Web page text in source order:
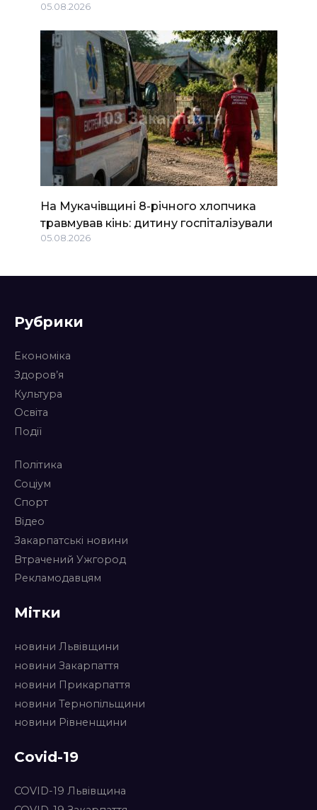
05.08.2026
На Мукачівщині 8-річного хлопчика
травмував кінь: дитину госпіталізували
05.08.2026
Рубрики
Економіка
Здоров’я
Культура
Освіта
Події
Політика
Соціум
Спорт
Відео
Закарпатські новини
Втрачений Ужгород
Рекламодавцям
Мітки
новини Львівщини
новини Закарпаття
новини Прикарпаття
новини Тернопільщини
новини Рівненщини
Covid-19
COVID-19 Львівщина